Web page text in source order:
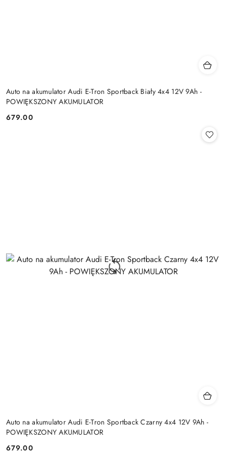
Auto na akumulator Audi E-Tron Sportback Biały 4x4 12V 9Ah -
POWIĘKSZONY AKUMULATOR
Cena:
679.00
Auto na akumulator Audi E-Tron Sportback Czarny 4x4 12V 9Ah -
POWIĘKSZONY AKUMULATOR
679.00